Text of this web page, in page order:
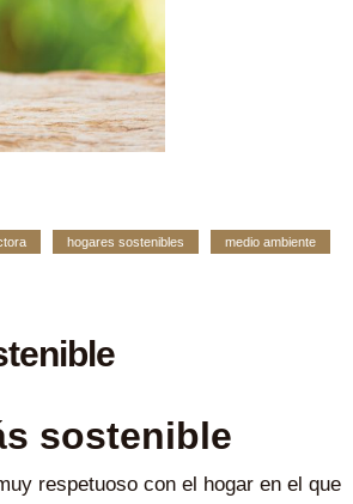
hogares sostenibles medio ambiente
sostenible
respetuoso con el hogar en el que